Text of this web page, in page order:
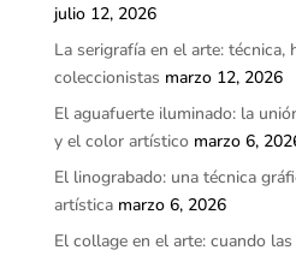
julio 12, 2026
La serigrafía en el arte: técnica,
coleccionistas marzo 12, 2026
El aguafuerte iluminado: la
y el color artístico marzo 6,
El linograbado: una técnica
artística marzo 6, 2026
El collage en el arte: cuando